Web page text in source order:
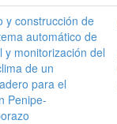
y construcción de
automático de
y monitorización del
de un
para el
Penipe-